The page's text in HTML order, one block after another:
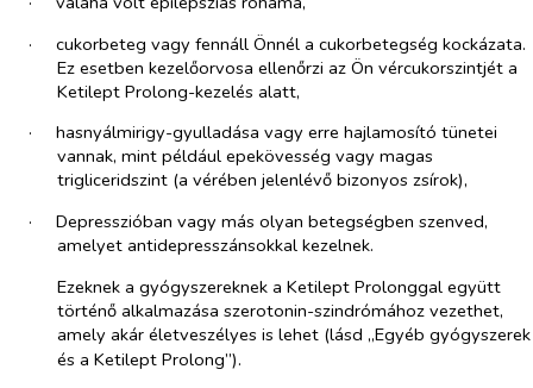
·​
cukorbeteg vagy fennáll Önnél a cukorbetegség kockázata.
Ez esetben kezelőorvosa ellenőrzi az Ön vércukorszintjét a
Ketilept Prolong-kezelés alatt,
·​
hasnyálmirigy-gyulladása vagy erre hajlamosító tünetei
vannak, mint például epekövesség vagy magas
trigliceridszint (a vérében jelenlévő bizonyos zsírok),
·​
Depresszióban vagy más olyan betegségben szenved,
amelyet antidepresszánsokkal kezelnek.
Ezeknek a gyógyszereknek a Ketilept Prolonggal együtt
történő alkalmazása szerotonin-szindrómához vezethet,
amely akár életveszélyes is lehet (lásd „Egyéb gyógyszerek
és a Ketilept Prolong”).